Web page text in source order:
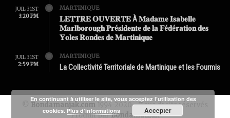
JUIL 31ST
3:20 PM
MARTINIQUE
𝐋𝐄𝐓𝐓𝐑𝐄 𝐎𝐔𝐕𝐄𝐑𝐓𝐄 À 𝐌𝐚𝐝𝐚𝐦𝐞 𝐈𝐬𝐚𝐛𝐞𝐥𝐥𝐞
𝐌𝐚𝐫𝐥𝐛𝐨𝐫𝐨𝐮𝐠𝐡 𝐏𝐫é𝐬𝐢𝐝𝐞𝐧𝐭𝐞 𝐝𝐞 𝐥𝐚 𝐅é𝐝é𝐫𝐚𝐭𝐢𝐨𝐧 𝐝𝐞𝐬
𝐘𝐨𝐥𝐞𝐬 𝐑𝐨𝐧𝐝𝐞𝐬 𝐝𝐞 𝐌𝐚𝐫𝐭𝐢𝐧𝐢𝐪𝐮𝐞
JUIL 31ST
2:59 PM
MARTINIQUE
La Collectivité Territoriale de Martinique et les Fourmis
Bondamanjak.com 1994-2020 - Tous droits réservés
Produit parBondamanjak
En continuant à utiliser le site, vous acceptez l’utilisation des
cookies. Plus d’informations Accepter